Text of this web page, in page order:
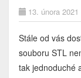
13. února 2021
Stále od vás
souboru STL
tak jednoduché